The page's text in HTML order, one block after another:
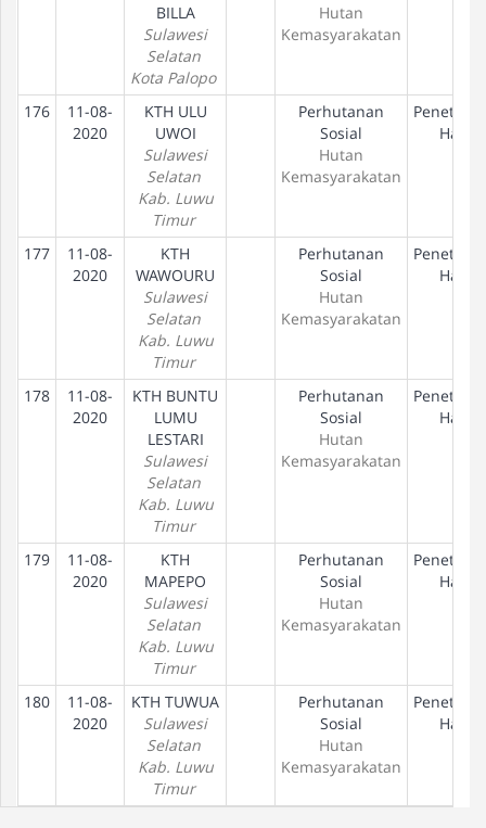
BILLA
Sulawesi
Selatan
Kota Palopo
Hutan
Kemasyarakatan
176
11-08-
2020
KTH ULU
UWOI
Sulawesi
Selatan
Kab. Luwu
Timur
Perhutanan
Sosial
Hutan
Kemasyarakatan
Hak
177
11-08-
2020
KTH
WAWOURU
Sulawesi
Selatan
Kab. Luwu
Timur
Perhutanan
Sosial
Hutan
Kemasyarakatan
Hak
178
11-08-
2020
KTH BUNTU
LUMU
LESTARI
Sulawesi
Selatan
Kab. Luwu
Timur
Perhutanan
Sosial
Hutan
Kemasyarakatan
Hak
179
11-08-
2020
KTH
MAPEPO
Sulawesi
Selatan
Kab. Luwu
Timur
Perhutanan
Sosial
Hutan
Kemasyarakatan
Hak
180
11-08-
2020
KTH TUWUA
Sulawesi
Selatan
Kab. Luwu
Timur
Perhutanan
Sosial
Hutan
Kemasyarakatan
Hak